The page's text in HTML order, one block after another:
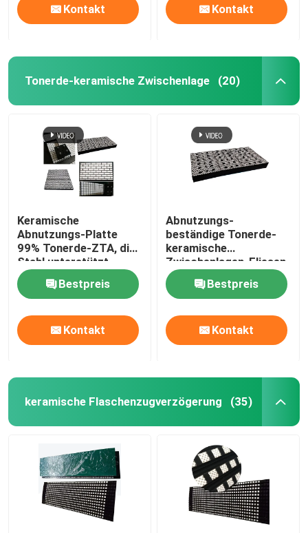
Kontakt Kontakt
Tonerde-keramische Zwischenlage (20)
Keramische
Abnutzungs-Platte
99% Tonerde-ZTA, die
Stahl unterstützt
zeichnet
Bestpreis
Kontakt
Abnutzungs-
beständige Tonerde-
keramische
Zwischenlagen-Fliesen
für Bergbauzement
Bestpreis
Kontakt
keramische Flaschenzugverzögerung (35)